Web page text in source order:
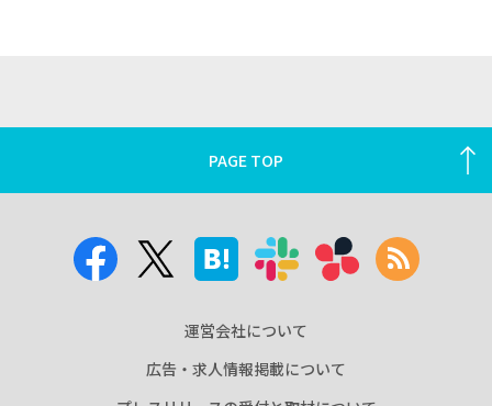
PAGE TOP
運営会社について
広告・求人情報掲載について